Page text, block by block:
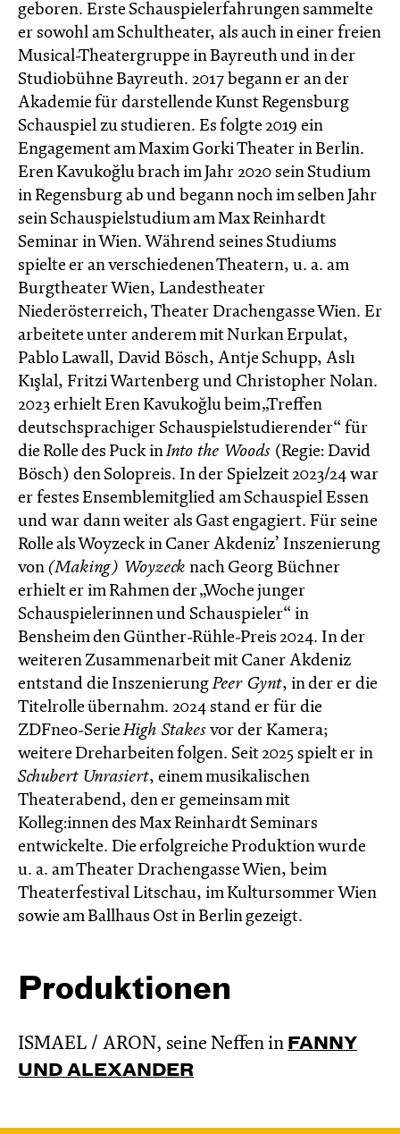
geboren. Erste Schauspielerfahrungen sammelte
er sowohl am Schultheater, als auch in einer freien
Musical-Theatergruppe in Bayreuth und in der
Studiobühne Bayreuth. 2017 begann er an der
Akademie für darstellende Kunst Regensburg
Schauspiel zu studieren. Es folgte 2019 ein
Engagement am Maxim Gorki Theater in Berlin.
Eren Kavukoğlu brach im Jahr 2020 sein Studium
in Regensburg ab und begann noch im selben Jahr
sein Schauspielstudium am Max Reinhardt
Seminar in Wien. Während seines Studiums
spielte er an verschiedenen Theatern, u. a. am
Burgtheater Wien, Landestheater
Niederösterreich, Theater Drachengasse Wien. Er
arbeitete unter anderem mit Nurkan Erpulat,
Pablo Lawall, David Bösch, Antje Schupp, Aslı
Kışlal, Fritzi Wartenberg und Christopher Nolan.
2023 erhielt Eren Kavukoğlu beim „Treffen
deutschsprachiger Schauspielstudierender“ für
die Rolle des Puck inInto the Woods (Regie: David
Bösch) den Solopreis. In der Spielzeit 2023/24 war
er festes Ensemblemitglied am Schauspiel Essen
und war dann weiter als Gast engagiert. Für seine
Rolle als Woyzeck in Caner Akdeniz’ Inszenierung
von (Making) Woyzeck nach Georg Büchner
erhielt er im Rahmen der „Woche junger
Schauspielerinnen und Schauspieler“ in
Bensheim den Günther-Rühle-Preis 2024. In der
weiteren Zusammenarbeit mit Caner Akdeniz
entstand die InszenierungPeer Gynt, in der er die
Titelrolle übernahm. 2024 stand er für die
ZDFneo-SerieHigh Stakes vor der Kamera;
weitere Dreharbeiten folgen. Seit 2025 spielt er in
Schubert Unrasiert, einem musikalischen
Theaterabend, den er gemeinsam mit
Kolleg:innen des Max Reinhardt Seminars
entwickelte. Die erfolgreiche Produktion wurde
u. a. am Theater Drachengasse Wien, beim
Theaterfestival Litschau, im Kultursommer Wien
sowie am Ballhaus Ost in Berlin gezeigt.
Produktionen
ISMAEL / ARON, seine Neffen in FANNY
UND ALEXANDER